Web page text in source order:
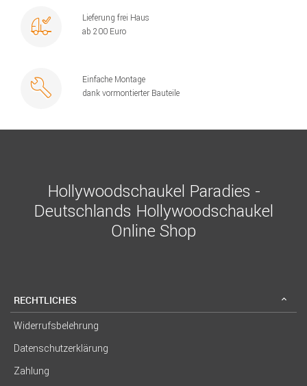
Lieferung frei Haus
ab 200 Euro
Einfache Montage
dank vormontierter Bauteile
Hollywoodschaukel Paradies -
Deutschlands Hollywoodschaukel
Online Shop
RECHTLICHES
Widerrufsbelehrung
Datenschutzerklärung
Zahlung